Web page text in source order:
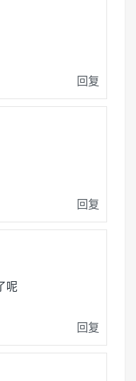
回复
回复
呢
回复